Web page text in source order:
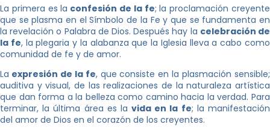
La primera es la confesión de la fe; la proclamación creyente
que se plasma en el Símbolo de la Fe y que se fundamenta en
la revelación o Palabra de Dios. Después hay la celebración de
la fe, la plegaria y la alabanza que la Iglesia lleva a cabo como
comunidad de fe y de amor.
La expresión de la fe, que consiste en la plasmación sensible;
auditiva y visual, de las realizaciones de la naturaleza artística
que dan forma a la belleza como camino hacia la verdad. Para
terminar, la última área es lavida en la fe; la manifestación
del amor de Dios en el corazón de los creyentes.